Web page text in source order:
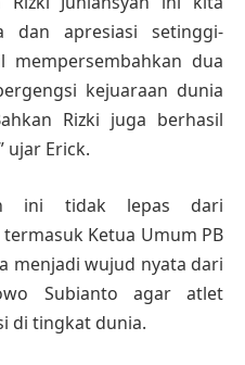
dan apresiasi setinggi-
mempersembahkan dua
kejuaraan dunia
Rizki juga berhasil
ujar Erick.
ini tidak lepas dari
Ketua Umum PB
menjadi wujud nyata dari
Subianto agar atlet
di tingkat dunia.